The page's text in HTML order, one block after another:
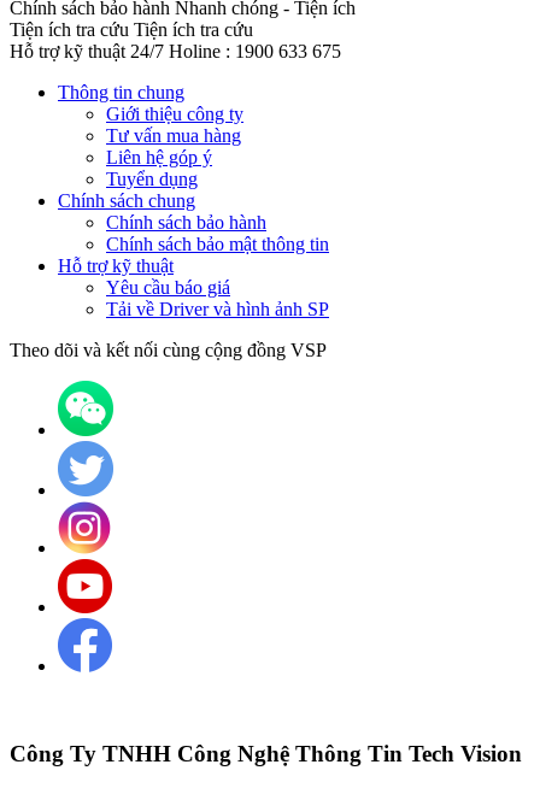
Chính sách bảo hành Nhanh chóng - Tiện ích
Tiện ích tra cứu Tiện ích tra cứu
Hỗ trợ kỹ thuật 24/7 Holine : 1900 633 675
Thông tin chung
Giới thiệu công ty
Tư vấn mua hàng
Liên hệ góp ý
Tuyển dụng
Chính sách chung
Chính sách bảo hành
Chính sách bảo mật thông tin
Hỗ trợ kỹ thuật
Yêu cầu báo giá
Tải về Driver và hình ảnh SP
Theo dõi và kết nối cùng cộng đồng VSP
Công Ty TNHH Công Nghệ Thông Tin Tech Vision